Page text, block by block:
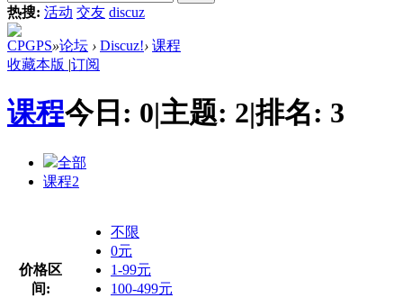
热搜: 活动 交友 discuz
CPGPS»论坛 › Discuz!› 课程
收藏本版 |订阅
课程今日: 0|主题: 2|排名: 3
全部
课程2
价格区
间:
不限
0元
1-99元
100-499元